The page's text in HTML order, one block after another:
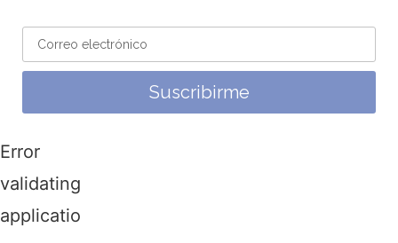
Suscribirme
Error
validating
application